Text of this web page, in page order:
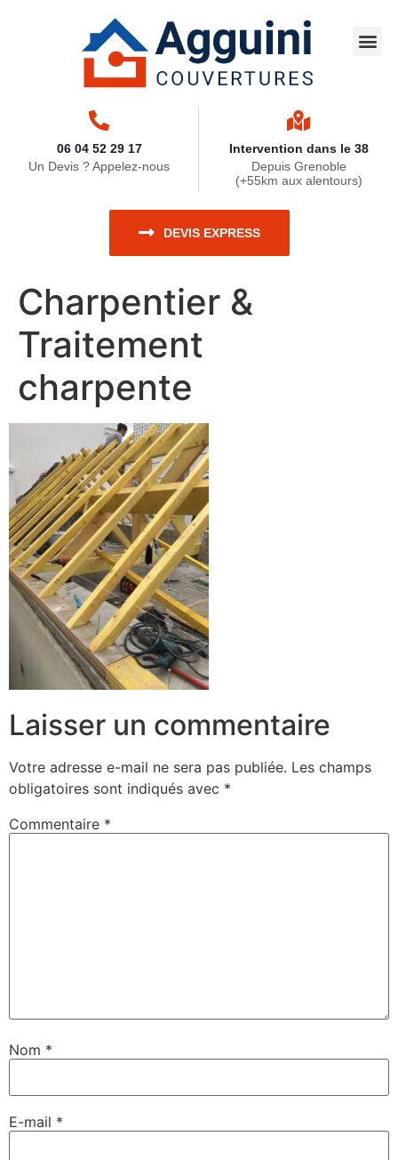
06 04 52 29 17
Un Devis ? Appelez-nous
Intervention dans le 38
Depuis Grenoble
(+55km aux alentours)
DEVIS EXPRESS
Charpentier &
Traitement
charpente
Laisser un commentaire
Votre adresse e-mail ne sera pas publiée. Les champs
obligatoires sont indiqués avec *
Commentaire *
Nom *
E-mail *